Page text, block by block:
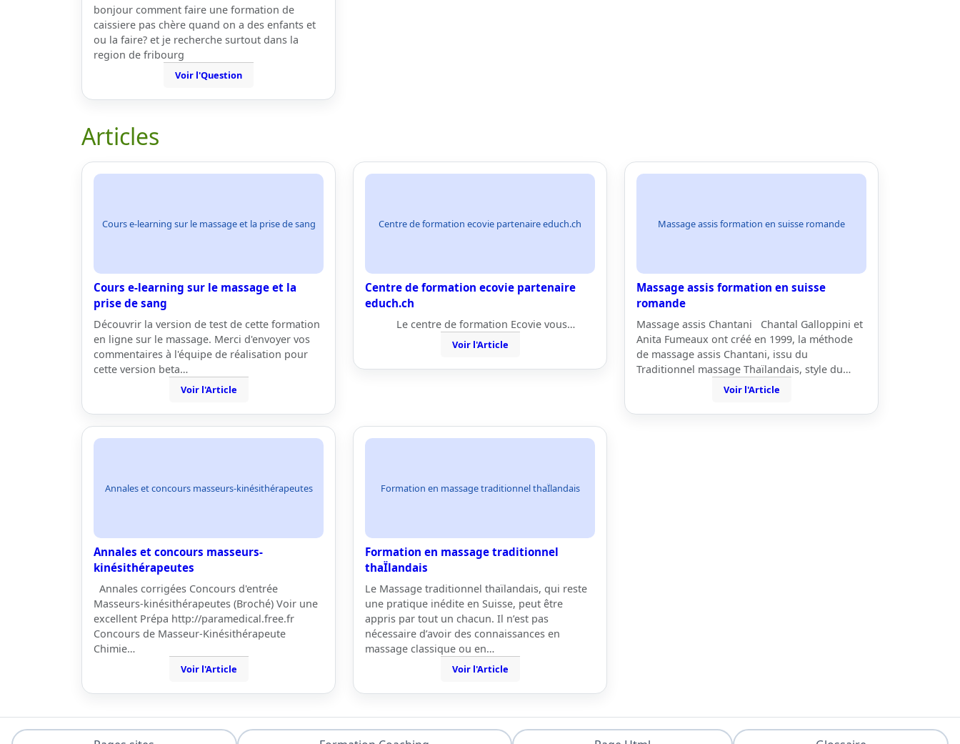
bonjour comment faire une formation de
caissiere pas chère quand on a des enfants et
ou la faire? et je recherche surtout dans la
region de fribourg
Voir l'Question
Articles
Cours e-learning sur le massage et la prise de sang
Cours e-learning sur le massage et la
prise de sang
Découvrir la version de test de cette formation
en ligne sur le massage. Merci d'envoyer vos
commentaires à l'équipe de réalisation pour
cette version beta…
Voir l'Article
Centre de formation ecovie partenaire educh.ch
Centre de formation ecovie partenaire
educh.ch
Le centre de formation Ecovie vous…
Voir l'Article
Massage assis formation en suisse romande
Massage assis formation en suisse
romande
Massage assis Chantani Chantal Galloppini et
Anita Fumeaux ont créé en 1999, la méthode
de massage assis Chantani, issu du
Traditionnel massage Thaïlandais, style du…
Voir l'Article
Annales et concours masseurs-kinésithérapeutes
Annales et concours masseurs-
kinésithérapeutes
Annales corrigées Concours d'entrée
Masseurs-kinésithérapeutes (Broché) Voir une
excellent Prépa http://paramedical.free.fr
Concours de Masseur-Kinésithérapeute
Chimie…
Voir l'Article
Formation en massage traditionnel thaÏlandais
Formation en massage traditionnel
thaÏlandais
Le Massage traditionnel thaïlandais, qui reste
une pratique inédite en Suisse, peut être
appris par tout un chacun. Il n’est pas
nécessaire d’avoir des connaissances en
massage classique ou en…
Voir l'Article